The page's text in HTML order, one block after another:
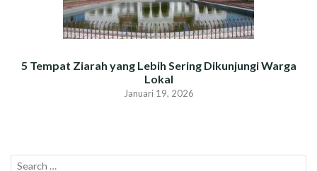
5 Tempat Ziarah yang Lebih Sering Dikunjungi Warga
Lokal
Januari 19, 2026
Search